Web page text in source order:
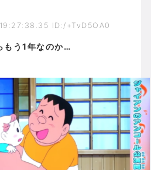
ID:/+TvD5OA0
もう1年なのか…